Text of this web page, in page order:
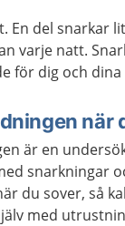
En del snarkar
varje natt.
för dig och
när
är en
snarkningar
du sover, så
med